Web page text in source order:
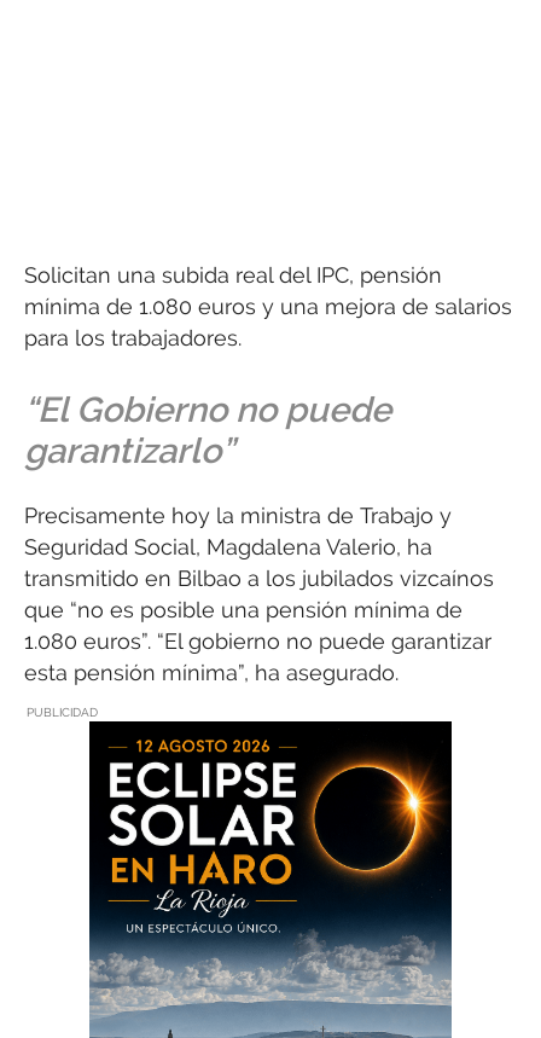
Solicitan una subida real del IPC, pensión
mínima de 1.080 euros y una mejora de salarios
para los trabajadores.
“El Gobierno no puede
garantizarlo”
Precisamente hoy la ministra de Trabajo y
Seguridad Social, Magdalena Valerio, ha
transmitido en Bilbao a los jubilados vizcaínos
que “no es posible una pensión mínima de
1.080 euros”. “El gobierno no puede garantizar
esta pensión mínima”, ha asegurado.
PUBLICIDAD